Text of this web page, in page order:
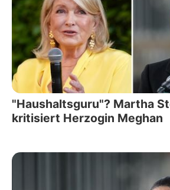
"Haushaltsguru"? Martha
kritisiert Herzogin Meghan